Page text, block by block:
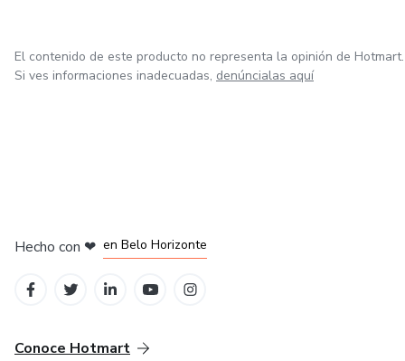
El contenido de este producto no representa la opinión de Hotmart.
Si ves informaciones inadecuadas, denúncialas aquí
Hecho con ❤ en Belo Horizonte
Conoce Hotmart